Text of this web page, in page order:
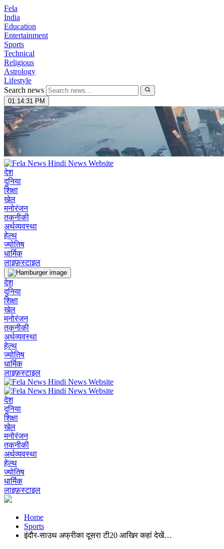
Fela
India
Education
Entertainment
Sports
Technical
Religious
Astrology
Lifestyle
Search news
01:14:32 PM
देश
दुनिया
शिक्षा
खेल
मनोरंजन
तकनीकी
अर्थव्यवस्था
हेल्थ
ज्योतिष
धार्मिक
लाइफ़स्टाइल
देश
दुनिया
शिक्षा
खेल
मनोरंजन
तकनीकी
अर्थव्यवस्था
हेल्थ
ज्योतिष
धार्मिक
लाइफ़स्टाइल
देश
दुनिया
शिक्षा
खेल
मनोरंजन
तकनीकी
अर्थव्यवस्था
हेल्थ
ज्योतिष
धार्मिक
लाइफ़स्टाइल
Home
Sports
इंदौर-साउथ अफ्रीका दूसरा टी20 आखिर कहां देखें…